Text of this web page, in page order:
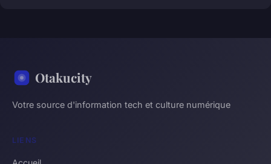
Otakucity
Votre source d'information tech et culture numérique
LIENS